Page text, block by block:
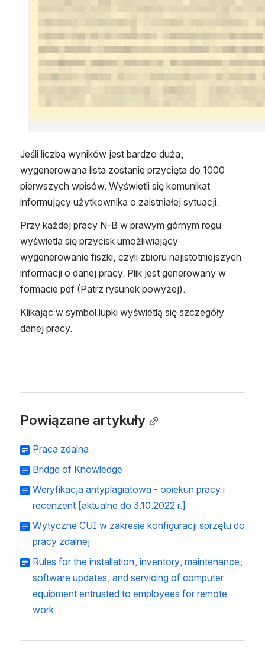
Jeśli liczba wyników jest bardzo duża,
wygenerowana lista zostanie przycięta do 1000
pierwszych wpisów. Wyświetli się komunikat
informujący użytkownika o zaistniałej sytuacji.
Przy każdej pracy N-B w prawym górnym rogu
wyświetla się przycisk umożliwiający
wygenerowanie fiszki, czyli zbioru najistotniejszych
informacji o danej pracy. Plik jest generowany w
formacie pdf (Patrz rysunek powyżej).
Klikając w symbol lupki wyświetlą się szczegóły
danej pracy.
Powiązane artykuły
Praca zdalna
Bridge of Knowledge
Weryfikacja antyplagiatowa - opiekun pracy i
recenzent [aktualne do 3.10.2022 r.]
Wytyczne CUI w zakresie konfiguracji sprzętu do
pracy zdalnej
Rules for the installation, inventory, maintenance,
software updates, and servicing of computer
equipment entrusted to employees for remote
work